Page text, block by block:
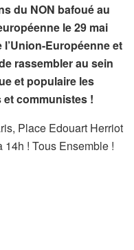
du NON bafoué au
le 29 mai
l’Union-Européenne et
rassembler au sein
et populaire les
communistes !
Place Edouart Herriot
14h ! Tous Ensemble !